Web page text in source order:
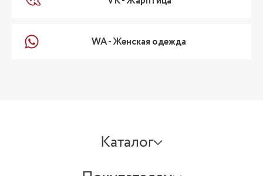
WA - Женская одежда
Каталог
АКСЕССУАРЫ